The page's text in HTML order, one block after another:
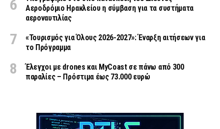
Αεροδρόμιο Ηρακλείου η σύμβαση για τα συστήματα
αεροναυτιλίας
«Τουρισμός για Όλους 2026-2027»: Έναρξη αιτήσεων για
το Πρόγραμμα
Έλεγχοι με drones και MyCoast σε πάνω από 300
παραλίες – Πρόστιμα έως 73.000 ευρώ